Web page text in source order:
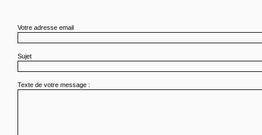
Votre adresse email
Sujet
Texte de votre message :